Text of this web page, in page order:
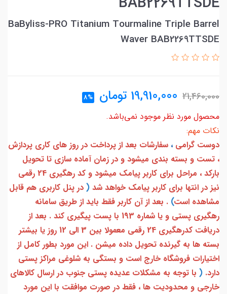
BaByliss-PRO Titanium Tourmaline Triple Barrel
Waver BAB2269TTSDE
21,460,000
19,910,000 تومان 8%
محصول مورد نظر موجود نمی‌باشد.
نکات مهم:
دوست گرامی ، سفارشات بعد از پرداخت در روز های کاری پردازش
، تست و بسته بندی میشود و در زمان آماده سازی تا تحویل
بارکد ، مراحل برای کاربر پیامک میشود و کد رهگیری 24 رقمی
نیز در انتها برای کاربر پیامک خواهد شد ( در پنل کاربری هم قابل
مشاهده است) . بعد از آن کاربر فقط باید از طریق سامانه
رهگیری پستی و یا شماره 193 با پست پیگیری کند . بعد از
دریافت کدرهگیری 24 رقمی معمولا بین 3 الی 12 روز یا بیشتر
بسته ها به گیرنده تحویل داده میشن . این مورد بطور کامل از
اختیارات فروشگاه خارج است و بستگی به شلوغی مراکز پستی
دارد. ( با توجه به مشکلات عدیده پستی جنوب در ارسال کالاهای
خارجی و محدودیت ها ، فقط در صورت موافقت با این مورد